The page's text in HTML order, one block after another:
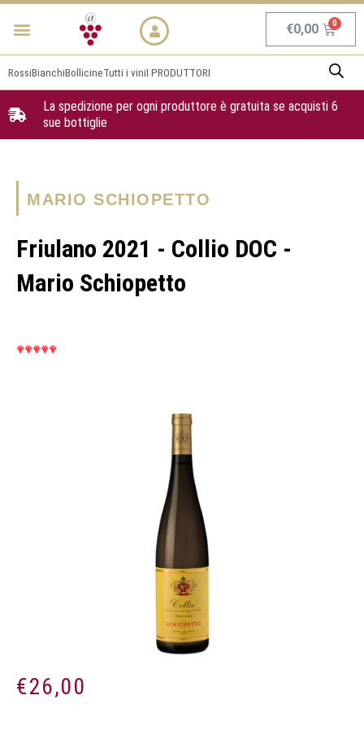
Vai
Menu €0,00
RossiBianchiBollicineTutti i viniI PRODUTTORI
La spedizione per ogni produttore è gratuita se acquisti 6
sue bottiglie
MARIO SCHIOPETTO
Friulano 2021 - Collio DOC -
Mario Schiopetto
€26,00